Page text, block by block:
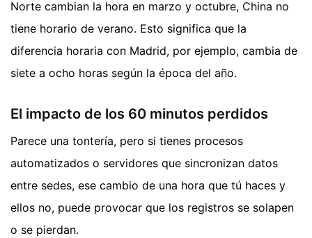
Norte cambian la hora en marzo y octubre, China no
tiene horario de verano. Esto significa que la
diferencia horaria con Madrid, por ejemplo, cambia de
siete a ocho horas según la época del año.
El impacto de los 60 minutos perdidos
Parece una tontería, pero si tienes procesos
automatizados o servidores que sincronizan datos
entre sedes, ese cambio de una hora que tú haces y
ellos no, puede provocar que los registros se solapen
o se pierdan.